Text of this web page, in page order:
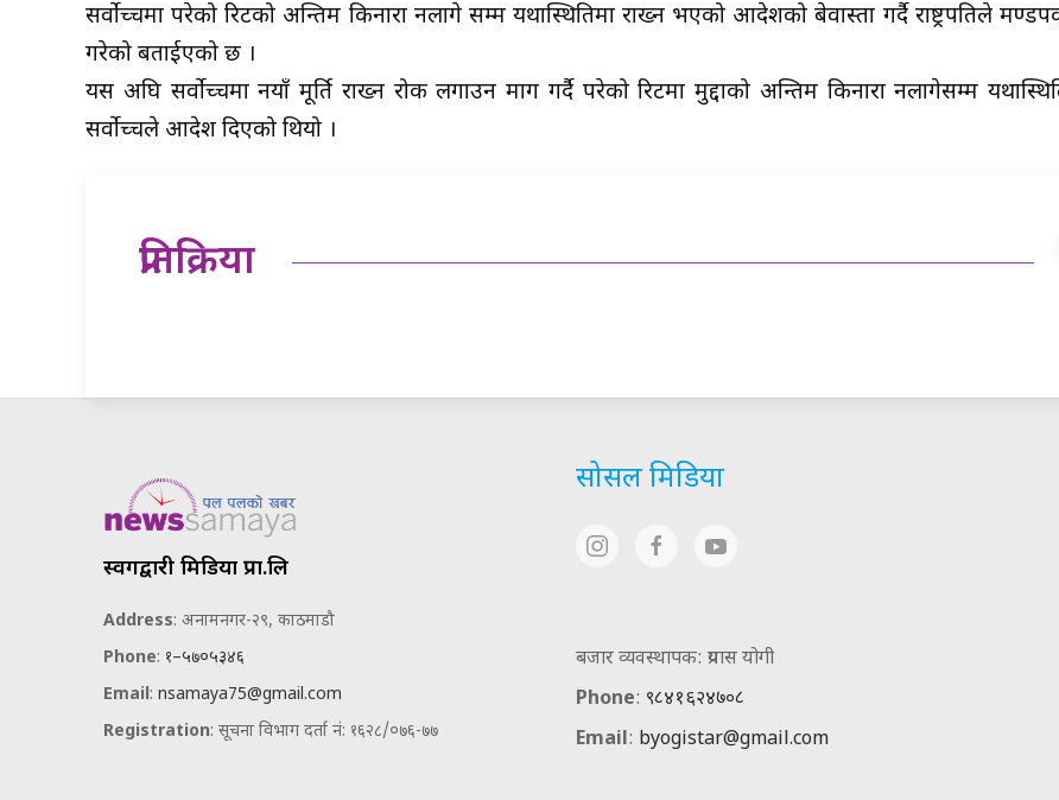
सर्वोच्चमा परेको रिटको अन्तिम किनारा नलागे सम्म यथास्थितिमा राख्न भएको आदेशको बेवास्ता गर्दै राष्ट्रपतिले
गरेको बताईएको छ ।
यस अघि सर्वोच्चमा नयाँ मूर्ति राख्न रोक लगाउन माग गर्दै परेको रिटमा मुद्दाको अन्तिम किनारा नलागेसम्म
सर्वोच्चले आदेश दिएको थियो ।
प्रतिक्रिया
स्वर्गद्वारी मिडिया प्रा.लि
Address: अनामनगर-२९, काठमाडौ
Phone: १–५७०५३४६
Email: nsamaya75@gmail.com
Registration: सूचना विभाग दर्ता नं: १६२८/०७६-७७
सोसल मिडिया
बजार व्यवस्थापक: प्रयास योगी
Phone: ९८४१६२४७०८
Email: byogistar@gmail.com